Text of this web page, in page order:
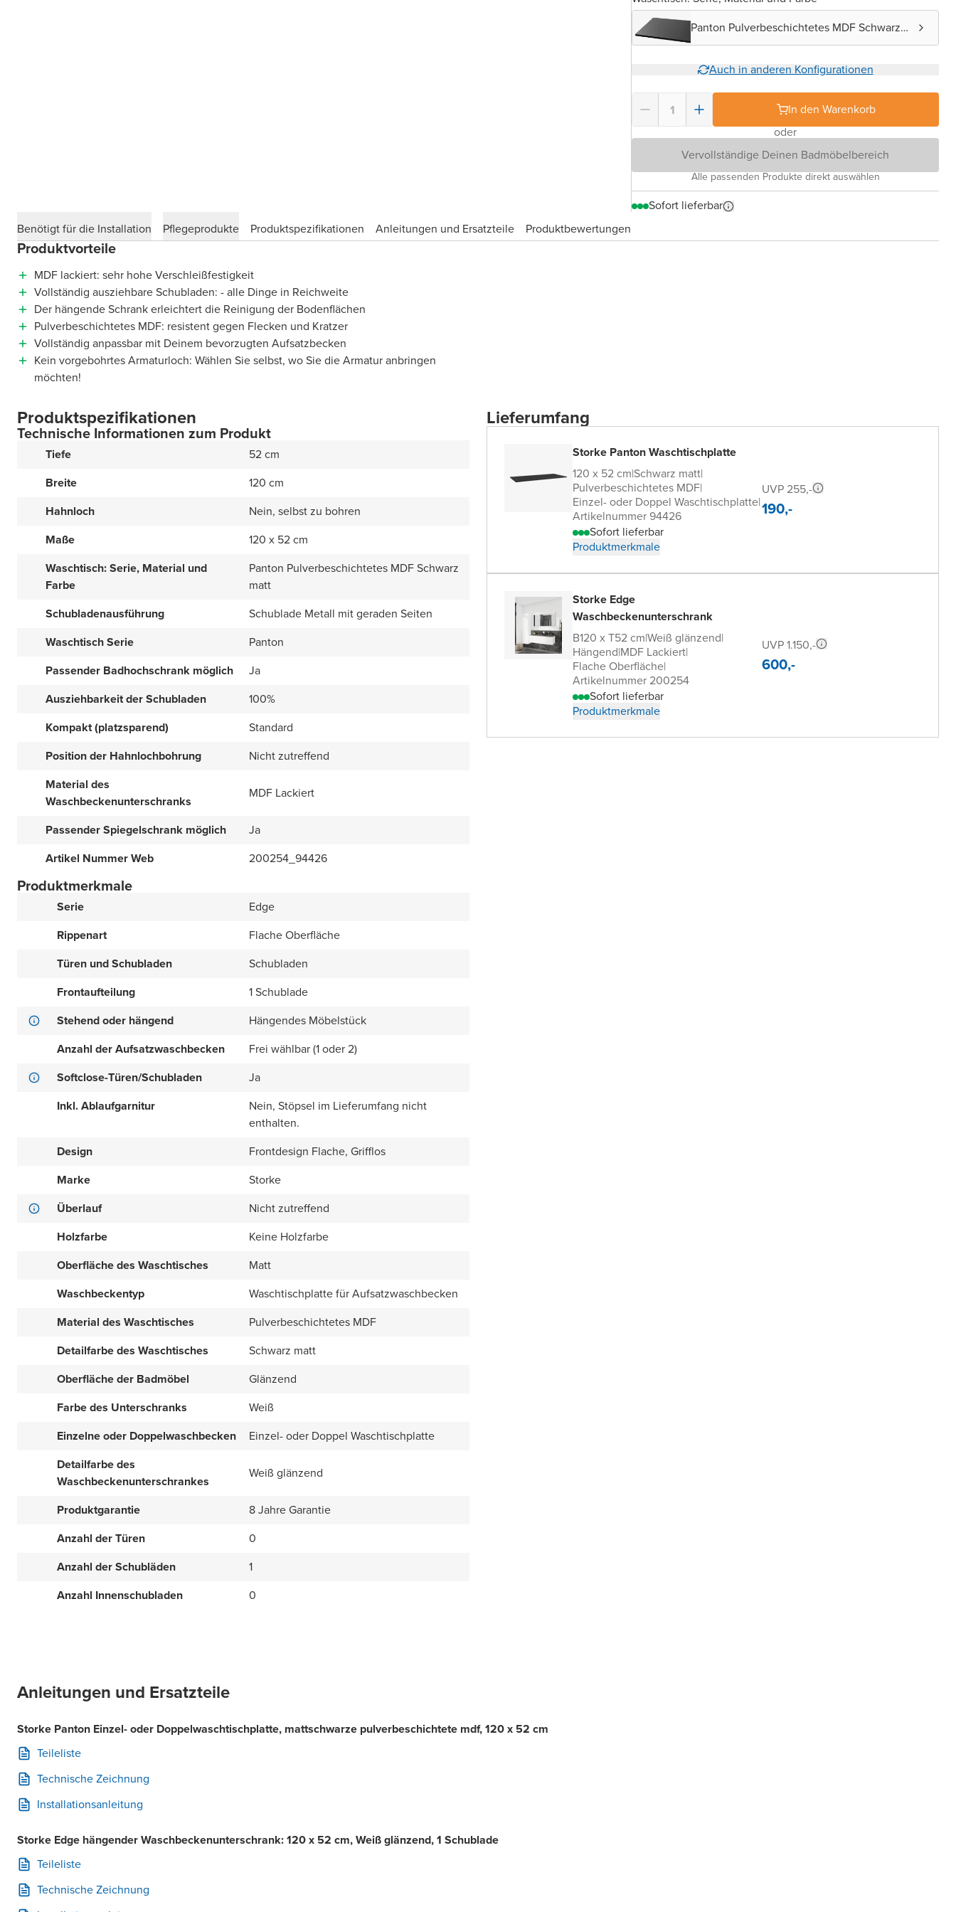
Panton Pulverbeschichtetes MDF Schwarz
Auch in anderen Konfigurationen
In den Warenkorb
oder
Vervollständige Deinen Badmöbelbereich
Alle passenden Produkte direkt auswählen
Sofort lieferbar
Benötigt für die Installation
Pflegeprodukte Produktspezifikationen Anleitungen und Ersatzteile Produktbewertungen
Produktvorteile
MDF lackiert: sehr hohe Verschleißfestigkeit
Vollständig ausziehbare Schubladen: - alle Dinge in Reichweite
Der hängende Schrank erleichtert die Reinigung der Bodenflächen
Pulverbeschichtetes MDF: resistent gegen Flecken und Kratzer
Vollständig anpassbar mit Deinem bevorzugten Aufsatzbecken
Kein vorgebohrtes Armaturloch: Wählen Sie selbst, wo Sie die Armatur anbringen
möchten!
Produktspezifikationen
Technische Informationen zum Produkt
Tiefe
52 cm
Breite
120 cm
Hahnloch
Nein, selbst zu bohren
Maße
120 x 52 cm
Waschtisch: Serie, Material und
Farbe
Panton Pulverbeschichtetes MDF Schwarz
matt
Schubladenausführung
Schublade Metall mit geraden Seiten
Waschtisch Serie
Panton
Passender Badhochschrank möglich
Ja
Ausziehbarkeit der Schubladen
100%
Kompakt (platzsparend)
Standard
Position der Hahnlochbohrung
Nicht zutreffend
Material des
Waschbeckenunterschranks
MDF Lackiert
Passender Spiegelschrank möglich
Ja
Artikel Nummer Web
200254_94426
Produktmerkmale
Serie
Edge
Rippenart
Flache Oberfläche
Türen und Schubladen
Schubladen
Frontaufteilung
1 Schublade
Stehend oder hängend
Hängendes Möbelstück
Anzahl der Aufsatzwaschbecken
Frei wählbar (1 oder 2)
Softclose-Türen/Schubladen
Ja
Inkl. Ablaufgarnitur
Nein, Stöpsel im Lieferumfang nicht
enthalten.
Design
Frontdesign Flache, Grifflos
Marke
Storke
Überlauf
Nicht zutreffend
Holzfarbe
Keine Holzfarbe
Oberfläche des Waschtisches
Matt
Waschbeckentyp
Waschtischplatte für Aufsatzwaschbecken
Material des Waschtisches
Pulverbeschichtetes MDF
Detailfarbe des Waschtisches
Schwarz matt
Oberfläche der Badmöbel
Glänzend
Farbe des Unterschranks
Weiß
Einzelne oder Doppelwaschbecken
Einzel- oder Doppel Waschtischplatte
Detailfarbe des
Waschbeckenunterschrankes
Weiß glänzend
Produktgarantie
8 Jahre Garantie
Anzahl der Türen
0
Anzahl der Schubläden
1
Anzahl Innenschubladen
0
Lieferumfang
Storke Panton Waschtischplatte
120 x 52 cm|Schwarz matt|
Pulverbeschichtetes MDF|
Einzel- oder Doppel Waschtischplatte|
Artikelnummer 94426
Sofort lieferbar
Produktmerkmale
UVP 255,-
190,-
Storke Edge
Waschbeckenunterschrank
B120 x T52 cm|Weiß glänzend|
Hängend|MDF Lackiert|
Flache Oberfläche|
Artikelnummer 200254
Sofort lieferbar
Produktmerkmale
UVP 1.150,-
600,-
Anleitungen und Ersatzteile
Storke Panton Einzel- oder Doppelwaschtischplatte, mattschwarze pulverbeschichtete mdf, 120 x 52 cm
Teileliste
Technische Zeichnung
Installationsanleitung
Storke Edge hängender Waschbeckenunterschrank: 120 x 52 cm, Weiß glänzend, 1 Schublade
Teileliste
Technische Zeichnung